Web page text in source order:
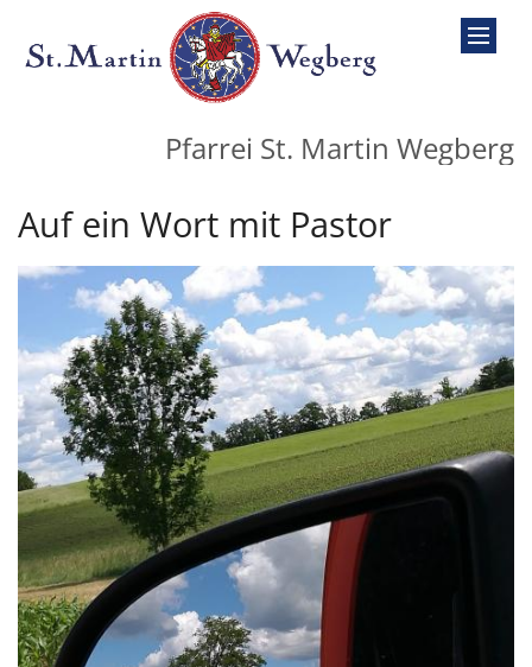
Zum Inhalt springen
Pfarrei St. Martin Wegberg
Auf ein Wort mit Pastor